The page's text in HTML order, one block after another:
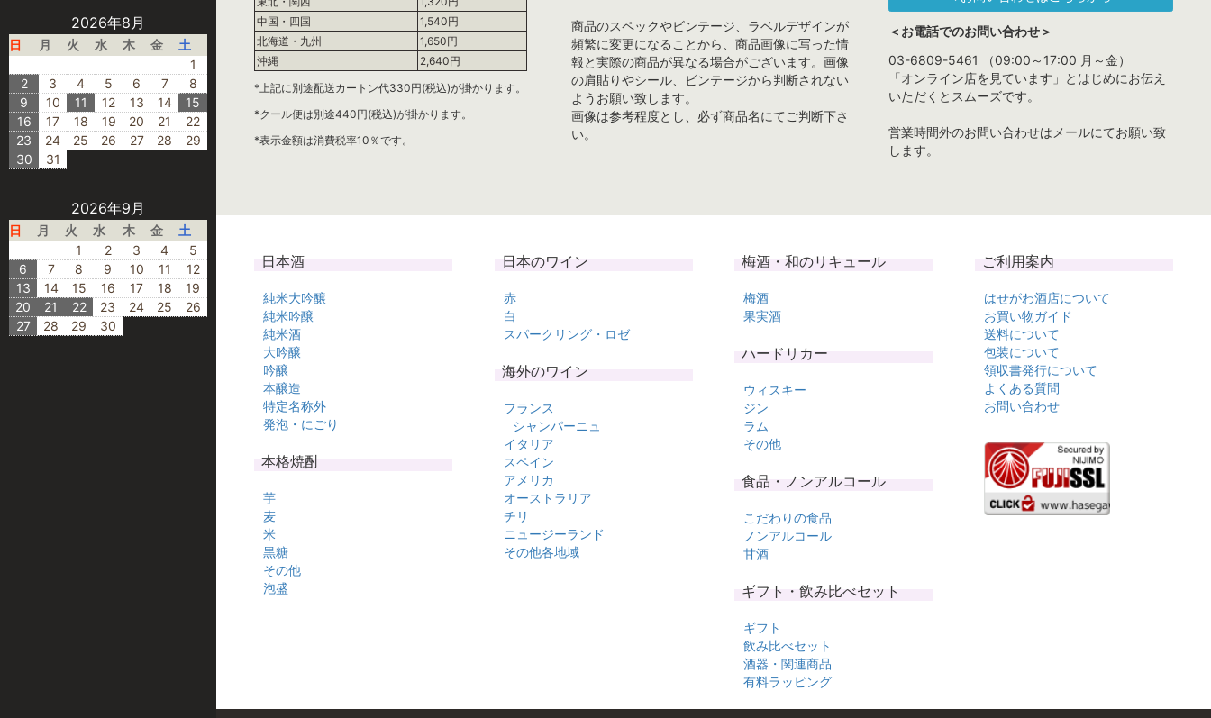
2026年8月
日 月 火 水 木 金
土
1
2
3 4 5 6 7
8
9
10 11 12 13 14
15
16
17 18 19 20 21
22
23
24 25 26 27 28
29
30
31
2026年9月
日 月 火 水 木 金
土
1
2 3 4
5
6
7 8 9 10 11
12
13
14 15 16 17 18
19
20
21 22 23 24 25
26
27
28 29 30
中国・四国
1,540円
北海道・九州
1,650円
沖縄
2,640円
*上記に別途配送カートン代330円(税込)が掛かります。
*クール便は別途440円(税込)が掛かります。
*表示金額は消費税率10％です。
商品のスペックやビンテージ、ラベルデザインが
頻繁に変更になることから、商品画像に写った情
報と実際の商品が異なる場合がございます。画像
の肩貼りやシール、ビンテージから判断されない
ようお願い致します。
画像は参考程度とし、必ず商品名にてご判断下さ
い。
＜お電話でのお問い合わせ＞
03-6809-5461 （09:00～17:00 月～金）
「オンライン店を見ています」とはじめにお伝え
いただくとスムーズです。
営業時間外のお問い合わせはメールにてお願い致
します。
日本酒
純米大吟醸
純米吟醸
純米酒
大吟醸
吟醸
本醸造
特定名称外
発泡・にごり
本格焼酎
芋
麦
米
黒糖
その他
泡盛
日本のワイン
赤
白
スパークリング・ロゼ
海外のワイン
フランス
シャンパーニュ
イタリア
スペイン
アメリカ
オーストラリア
チリ
ニュージーランド
その他各地域
梅酒・和のリキュール
梅酒
果実酒
ハードリカー
ウィスキー
ジン
ラム
その他
食品・ノンアルコール
こだわりの食品
ノンアルコール
甘酒
ギフト・飲み比べセット
ギフト
飲み比べセット
酒器・関連商品
有料ラッピング
ご利用案内
はせがわ酒店について
お買い物ガイド
送料について
包装について
領収書発行について
よくある質問
お問い合わせ